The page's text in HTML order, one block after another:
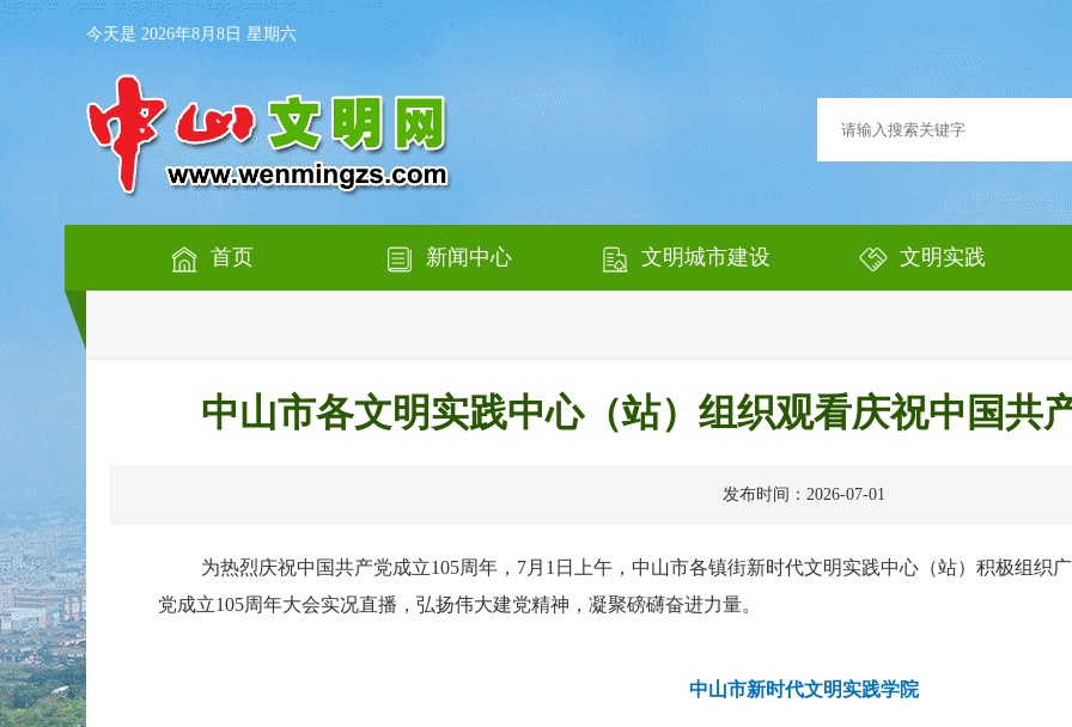
今天是 2026年8月8日 星期六
首页 新闻中心 文明城市建设 文明实践
中山市各文明实践中心（站）组织观看庆祝中国共
发布时间：2026-07-01
为热烈庆祝中国共产党成立105周年，7月1日上午，中山市各镇街新时代文明实践中心（站）积极组织
党成立105周年大会实况直播，弘扬伟大建党精神，凝聚磅礴奋进力量。
中山市新时代文明实践学院